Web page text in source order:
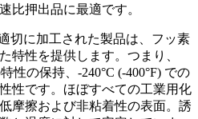
比押出品に最適です。
切に加工された製品は、フッ素
特性を提供します。つまり、
性の保持、-240°C (-400°F) での
性です。ほぼすべての工業用化
摩擦および非粘着性の表面。誘